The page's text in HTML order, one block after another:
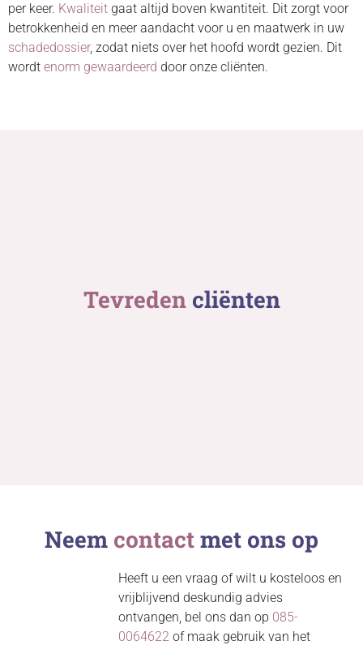
per keer. Kwaliteit gaat altijd boven kwantiteit. Dit zorgt voor
betrokkenheid en meer aandacht voor u en maatwerk in uw
schadedossier, zodat niets over het hoofd wordt gezien. Dit
wordt enorm gewaardeerd door onze cliënten.
Tevredencliënten
Neem contactmet ons op
Heeft u een vraag of wilt u kosteloos en
vrijblijvend deskundig advies
ontvangen, bel ons dan op 085-
0064622 of maak gebruik van het